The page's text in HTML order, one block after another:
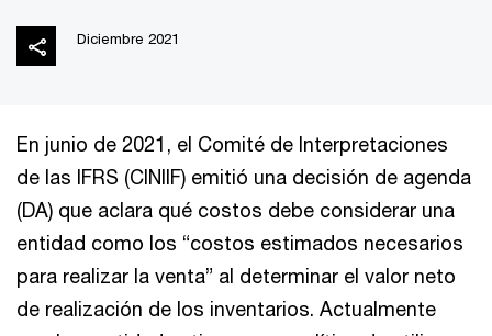
Diciembre 2021
En junio de 2021, el Comité de Interpretaciones
de las IFRS (CINIIF) emitió una decisión de agenda
(DA) que aclara qué costos debe considerar una
entidad como los “costos estimados necesarios
para realizar la venta” al determinar el valor neto
de realización de los inventarios. Actualmente